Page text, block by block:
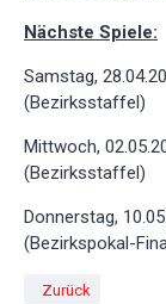
Nächste Spiele:
Samstag,
(Bezirksstaffel)
Mittwoch,
(Bezirksstaffel)
Donnerstag,
(Bezirkspokal-
Vorheriger
Zurück